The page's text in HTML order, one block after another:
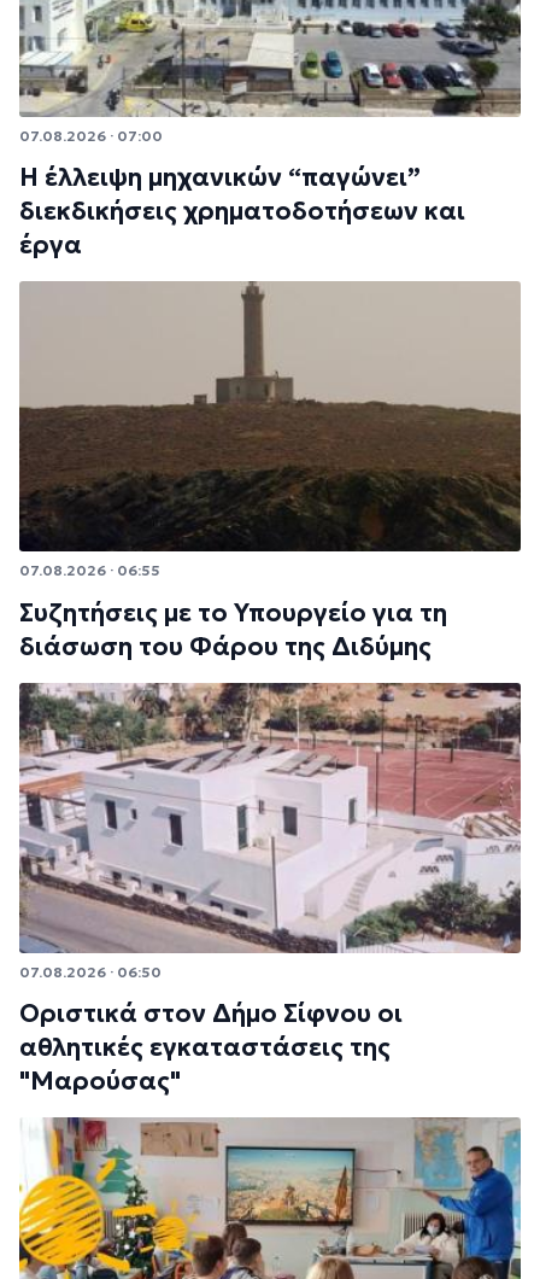
07.08.2026 · 07:00
Η έλλειψη μηχανικών “παγώνει”
διεκδικήσεις χρηματοδοτήσεων και
έργα
07.08.2026 · 06:55
Συζητήσεις με το Υπουργείο για τη
διάσωση του Φάρου της Διδύμης
07.08.2026 · 06:50
Οριστικά στον Δήμο Σίφνου οι
αθλητικές εγκαταστάσεις της
"Μαρούσας"